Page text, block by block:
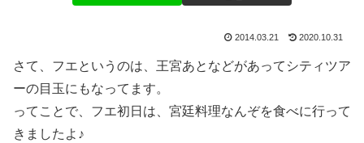
2014.03.21 2020.10.31
さて、フエというのは、王宮あとなどがあってシティツア
ーの目玉にもなってます。
ってことで、フエ初日は、宮廷料理なんぞを食べに行って
きましたよ♪